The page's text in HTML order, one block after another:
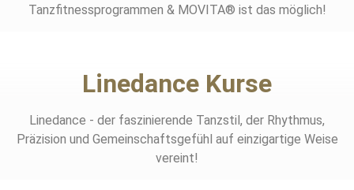
Tanzfitnessprogrammen & MOVITA® ist das möglich!
Linedance Kurse
Linedance - der faszinierende Tanzstil, der Rhythmus,
Präzision und Gemeinschaftsgefühl auf einzigartige Weise
vereint!